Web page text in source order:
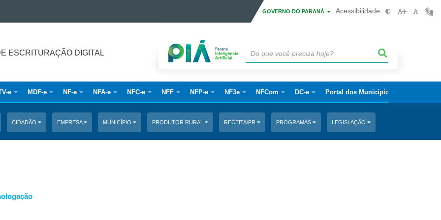
GOVERNO DO PARANÁ Acessibilidade
ESCRITURAÇÃO DIGITAL
e MDF-e NF-e NFA-e NFC-e NFF NFP-e NF3e NFCom DC-e Portal dos Municípios
CIDADÃO EMPRESA MUNICÍPIO PRODUTOR RURAL RECEITA/PR PROGRAMAS LEGISLAÇÃO